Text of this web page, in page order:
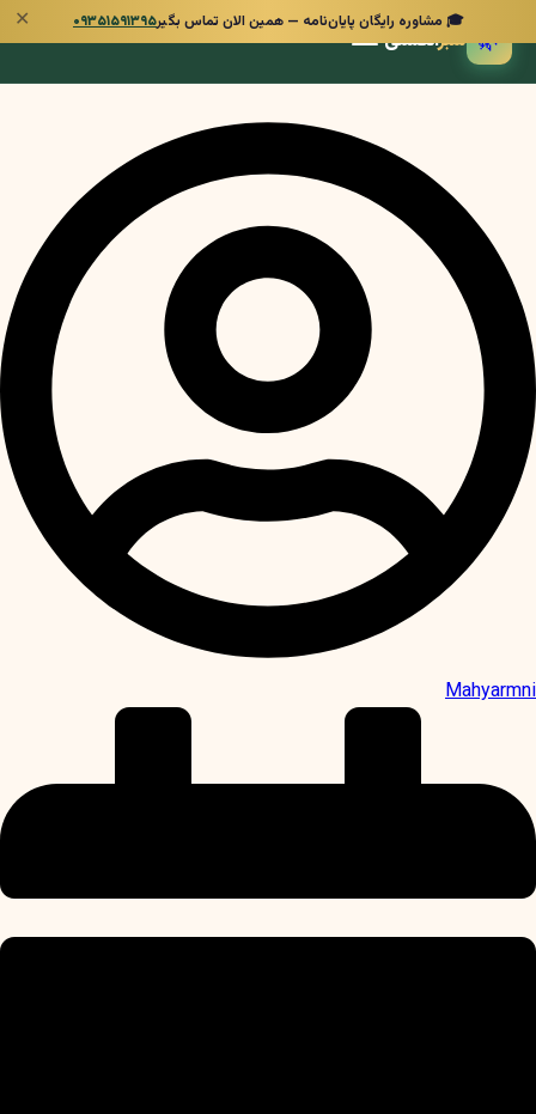
🎓 مشاوره رایگان پایان‌نامه — همین الان تماس بگیر۰۹۳۵۱۵۹۱۳۹۵ ✕
🌿 سبزانگشتی
Mahyarmni